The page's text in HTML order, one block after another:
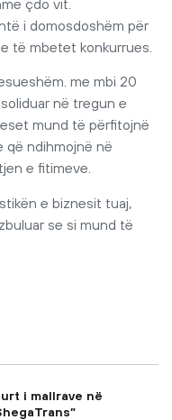
çdo vit.
i domosdoshëm për
të mbetet konkurrues.
me mbi 20
në tregun e
mund të përfitojnë
që ndihmojnë në
e fitimeve.
e biznesit tuaj,
se si mund të
i mallrave në